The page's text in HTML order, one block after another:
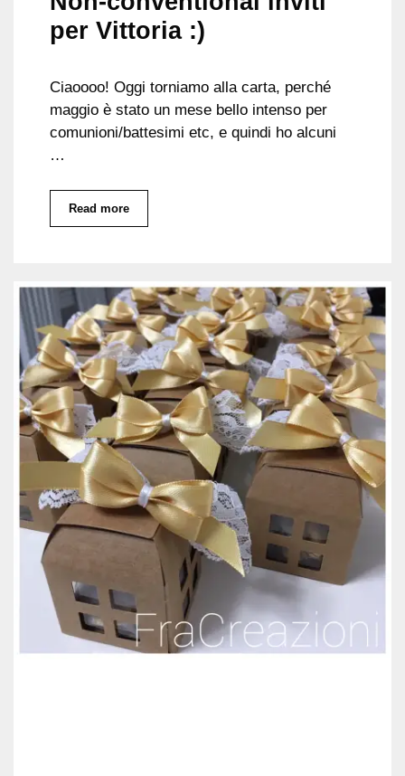
per Vittoria :)
Ciaoooo! Oggi torniamo alla carta, perché
maggio è stato un mese bello intenso per
comunioni/battesimi etc, e quindi ho alcuni
…
Read more